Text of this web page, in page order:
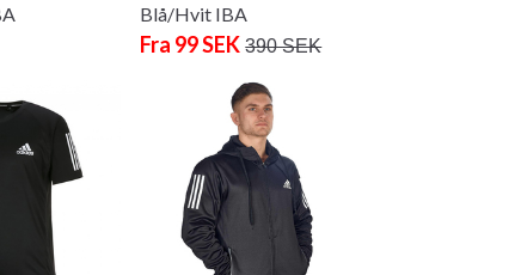
Blå/Hvit IBA
Fra 99 SEK 390 SEK